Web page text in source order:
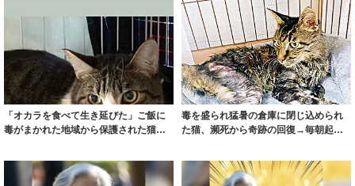
「オカラを食べて生き延びた」ご飯に
毒がまかれた地域から保護された猫…
毒を盛られ猛暑の倉庫に閉じ込められ
た猫、瀕死から奇跡の回復→毎朝起こ